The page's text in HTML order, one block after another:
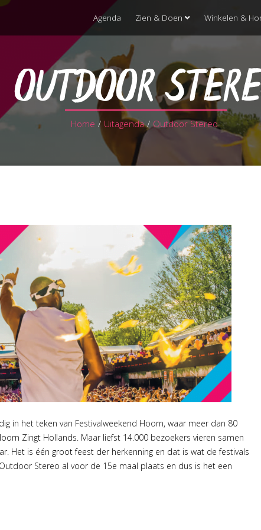
Agenda Zien & Doen Winkelen &
OUTDOOR
Home / Uitagenda / Outdoor Stereo
in het teken van Festivalweekend Hoorn, waar meer dan 80
Zingt Hollands. Maar liefst 14.000 bezoekers vieren samen
Het is één groot feest der herkenning en dat is wat de festivals
Stereo al voor de 15e maal plaats en dus is het een